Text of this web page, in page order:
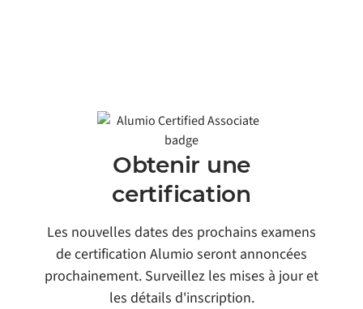
Obtenir une
certification
Les nouvelles dates des prochains examens
de certification Alumio seront annoncées
prochainement. Surveillez les mises à jour et
les détails d'inscription.